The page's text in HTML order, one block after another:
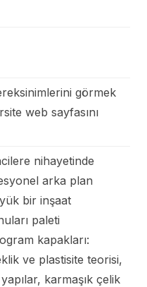
görmek
web sayfasını
nihayetinde
arka plan
bir inşaat
paleti
kapakları:
ve plastisite teorisi,
karmaşık çelik